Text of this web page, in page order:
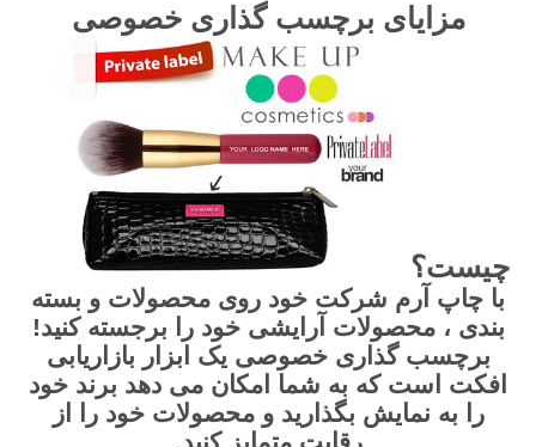
مزایای برچسب گذاری خصوصی
چیست؟
با چاپ آرم شرکت خود روی محصولات و بسته
بندی ، محصولات آرایشی خود را برجسته کنید!
برچسب گذاری خصوصی یک ابزار بازاریابی
افکت است که به شما امکان می دهد برند خود
را به نمایش بگذارید و محصولات خود را از